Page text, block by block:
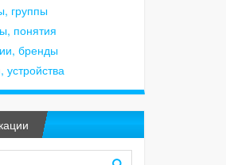
группы
понятия
бренды